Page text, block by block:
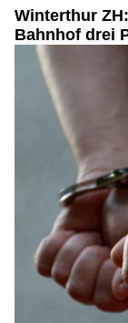
Winterthur
Bahnhof drei